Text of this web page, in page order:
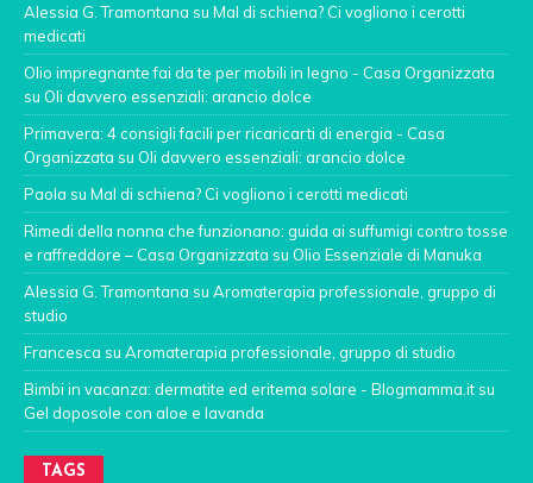
Alessia G. Tramontana su Mal di schiena? Ci vogliono i cerotti
medicati
Olio impregnante fai da te per mobili in legno - Casa Organizzata
su Oli davvero essenziali: arancio dolce
Primavera: 4 consigli facili per ricaricarti di energia - Casa
Organizzata su Oli davvero essenziali: arancio dolce
Paola su Mal di schiena? Ci vogliono i cerotti medicati
Rimedi della nonna che funzionano: guida ai suffumigi contro tosse
e raffreddore – Casa Organizzata su Olio Essenziale di Manuka
Alessia G. Tramontana su Aromaterapia professionale, gruppo di
studio
Francesca su Aromaterapia professionale, gruppo di studio
Bimbi in vacanza: dermatite ed eritema solare - Blogmamma.itsu
Gel doposole con aloe e lavanda
TAGS